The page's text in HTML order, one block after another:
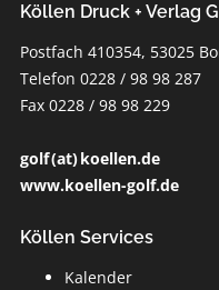
Köllen Druck + Verlag
Postfach 410354, 53025
Telefon 0228 / 98 98 287
Fax 0228 / 98 98 229
golf (at) koellen.de
www.koellen-golf.de
Köllen Services
Kalender